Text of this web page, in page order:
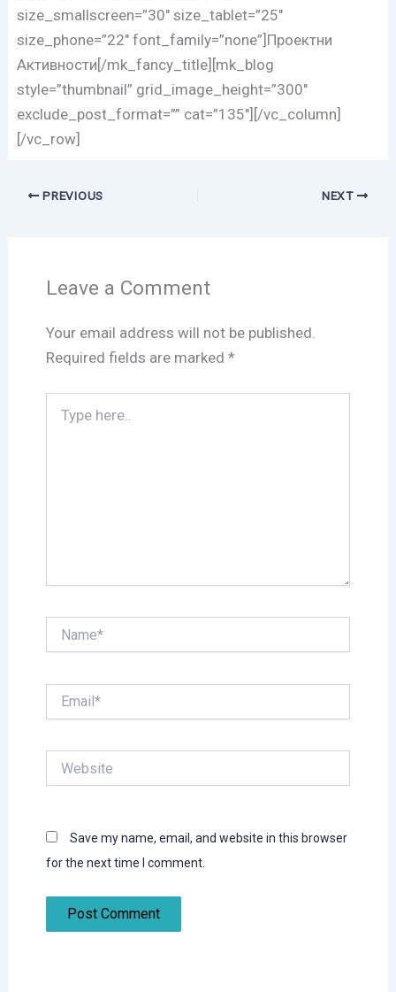
size_smallscreen=”30″ size_tablet=”25″
size_phone=”22″ font_family=”none”]Проектни
Активности[/mk_fancy_title][mk_blog
style=”thumbnail” grid_image_height=”300″
exclude_post_format=”” cat=”135″][/vc_column]
[/vc_row]
PREVIOUS NEXT
Leave a Comment
Your email address will not be published.
Required fields are marked *
here..
Save my name, email, and website in this browser
for the next time I comment.